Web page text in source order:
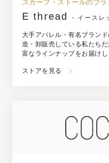
スカーフ・ストールのブラ
E thread - イースレ
大手アパレル・有名ブラン
造・卸販売している私たち
富なラインナップをお届けし
ストアを見る